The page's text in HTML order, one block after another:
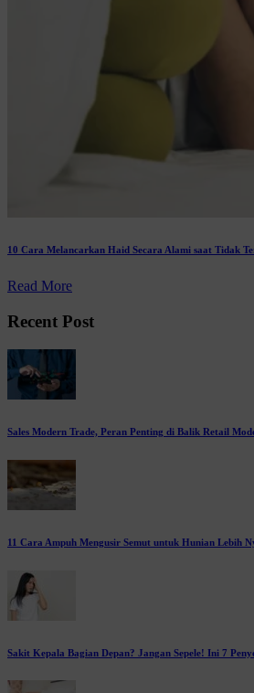
10 Cara Melancarkan Haid Secara Alami saat Tidak
Read More
Recent Post
Sales Modern Trade, Peran Penting di Balik Retail
11 Cara Ampuh Mengusir Semut untuk Hunian Lebih
Sakit Kepala Bagian Depan? Jangan Sepele! Ini 7